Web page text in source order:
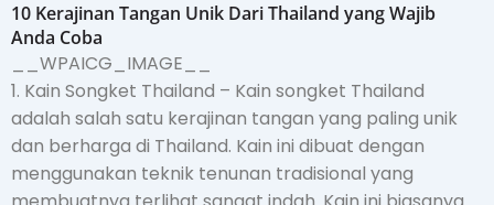
10 Kerajinan Tangan Unik Dari Thailand yang Wajib
Anda Coba
__WPAICG_IMAGE__
1. Kain Songket Thailand – Kain songket Thailand
adalah salah satu kerajinan tangan yang paling unik
dan berharga di Thailand. Kain ini dibuat dengan
menggunakan teknik tenunan tradisional yang